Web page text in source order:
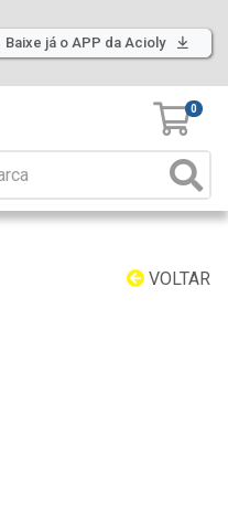
Baixe já o APP da Acioly
0
VOLTAR